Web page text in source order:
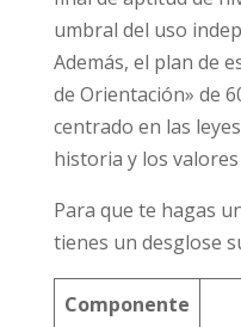
umbral del uso
Además, el plan de
de Orientación» de
centrado en las
historia y los
Para que te hagas
tienes un desglose
Componente